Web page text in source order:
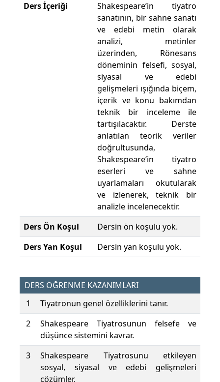
Ders İçeriği
Shakespeare’in tiyatro
sanatının, bir sahne sanatı
ve edebi metin olarak
analizi, metinler
üzerinden, Rönesans
döneminin felsefi, sosyal,
siyasal ve edebi
gelişmeleri ışığında biçem,
içerik ve konu bakımdan
teknik bir inceleme ile
tartışılacaktır. Derste
anlatılan teorik veriler
doğrultusunda,
Shakespeare’in tiyatro
eserleri ve sahne
uyarlamaları okutularak
ve izlenerek, teknik bir
analizle incelenecektir.
Ders Ön Koşul
Dersin ön koşulu yok.
Ders Yan Koşul
Dersin yan koşulu yok.
DERS ÖĞRENME KAZANIMLARI
1
Tiyatronun genel özelliklerini tanır.
2
Shakespeare Tiyatrosunun felsefe ve
düşünce sistemini kavrar.
3
Shakespeare Tiyatrosunu etkileyen
sosyal, siyasal ve edebi gelişmeleri
çözümler.